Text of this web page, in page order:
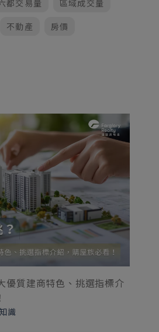
都交易量
區域成交量
不動產 房價
優質建商特色、挑選指標介
識